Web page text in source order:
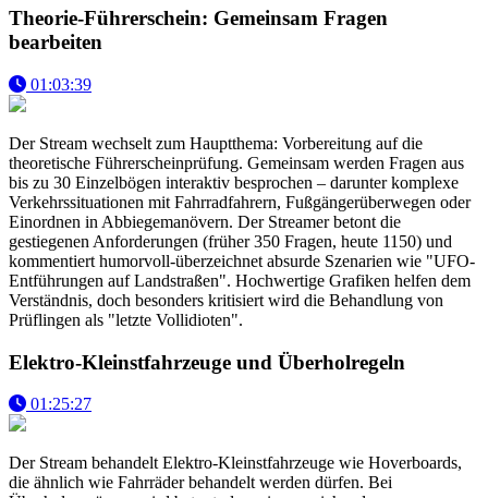
Theorie-Führerschein: Gemeinsam Fragen
bearbeiten
01:03:39
Der Stream wechselt zum Hauptthema: Vorbereitung auf die
theoretische Führerscheinprüfung. Gemeinsam werden Fragen aus
bis zu 30 Einzelbögen interaktiv besprochen – darunter komplexe
Verkehrssituationen mit Fahrradfahrern, Fußgängerüberwegen oder
Einordnen in Abbiegemanövern. Der Streamer betont die
gestiegenen Anforderungen (früher 350 Fragen, heute 1150) und
kommentiert humorvoll-überzeichnet absurde Szenarien wie "UFO-
Entführungen auf Landstraßen". Hochwertige Grafiken helfen dem
Verständnis, doch besonders kritisiert wird die Behandlung von
Prüflingen als "letzte Vollidioten".
Elektro-Kleinstfahrzeuge und Überholregeln
01:25:27
Der Stream behandelt Elektro-Kleinstfahrzeuge wie Hoverboards,
die ähnlich wie Fahrräder behandelt werden dürfen. Bei